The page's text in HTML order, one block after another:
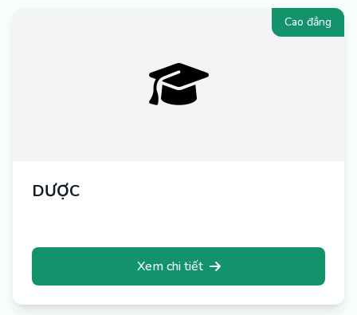
Cao đẳng
DƯỢC
Xem chi tiết